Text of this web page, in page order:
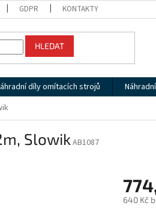
GDPR KONTAKTY
HLEDAT
díly omítacích strojů
Slowik AB1087
640 Kč